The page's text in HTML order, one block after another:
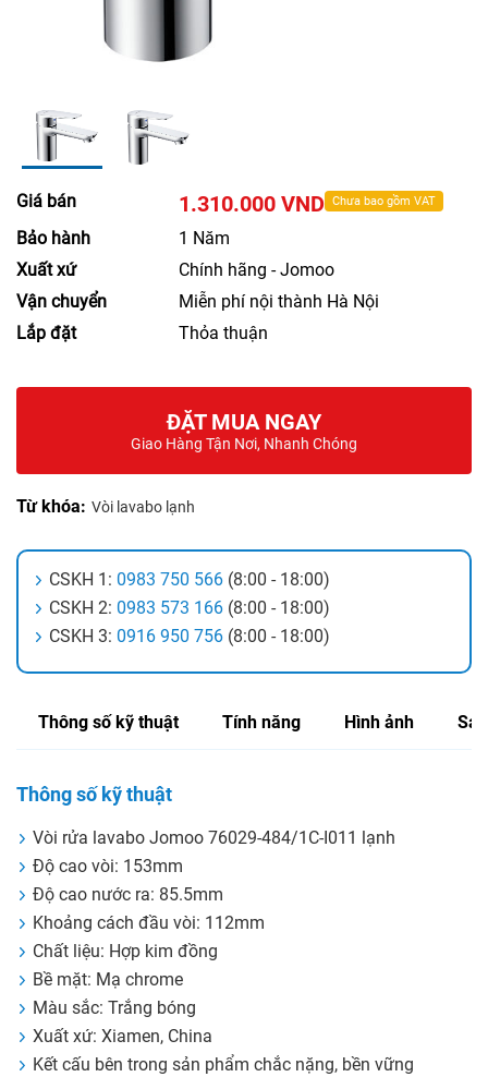
Giá bán 1.310.000 VND Chưa bao gồm VAT
Bảo hành
1 Năm
Xuất xứ
Chính hãng - Jomoo
Vận chuyển
Miễn phí nội thành Hà Nội
Lắp đặt
Thỏa thuận
ĐẶT MUA NGAY
Giao Hàng Tận Nơi, Nhanh Chóng
Từ khóa: Vòi lavabo lạnh
CSKH 1: 0983 750 566 (8:00 - 18:00)
CSKH 2: 0983 573 166 (8:00 - 18:00)
CSKH 3: 0916 950 756 (8:00 - 18:00)
Thông số kỹ thuật Tính năng Hình ảnh
Thông số kỹ thuật
Vòi rửa lavabo Jomoo 76029-484/1C-I011 lạnh
Độ cao vòi: 153mm
Độ cao nước ra: 85.5mm
Khoảng cách đầu vòi: 112mm
Chất liệu: Hợp kim đồng
Bề mặt: Mạ chrome
Màu sắc: Trắng bóng
Xuất xứ: Xiamen, China
Kết cấu bên trong sản phẩm chắc nặng, bền vững